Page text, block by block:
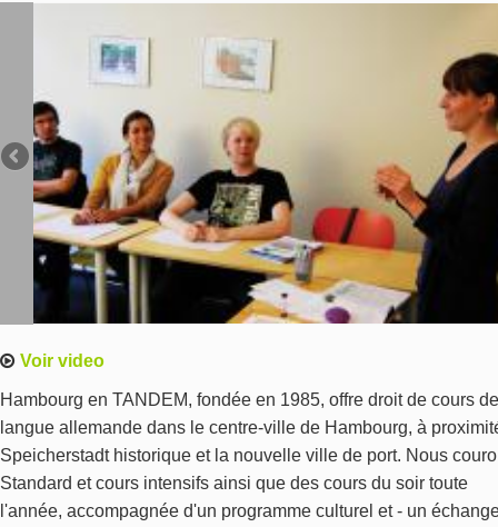
€
Langue
Voir video
Hambourg en TANDEM, fondée en 1985, offre droit de cours de
langue allemande dans le centre-ville de Hambourg, à
Speicherstadt historique et la nouvelle ville de port. Nous
Standard et cours intensifs ainsi que des cours du soir toute
l'année, accompagnée d'un programme culturel et - un